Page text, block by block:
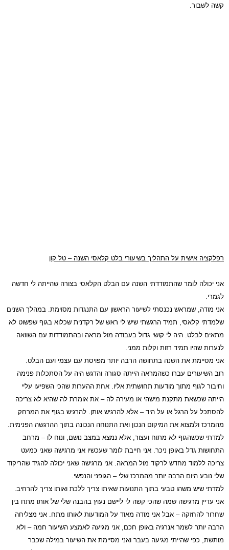
קשה לשבור.
רפלקציה אישית על התהליך בשיעורי בלט קלאסי השנה – טל קון
אני יכולה לומר שהתמודדתי השנה עם הבלט הקלאסי בצורה שהייתה לי חדשה
לגמרי.
אני מודה, שמראש נכנסתי לשיעור הראשון עם התנגדות מסוימת. במהלך השנים
שלמדתי קלאסי, תמיד הרגשתי שיש לי ראש של רקדנית שכלוא בגוף שפשוט לא
מתאים לבלט. היה לי קושי גדול בעבודה מול מראה ובהתמודדות עם השוואה
לנערות שהיו תמיד רזות וקלות ממני.
אני מסיימת את השנה בתחושה הרבה יותר מפויסת עם עצמי ועם הבלט.
רוב השיעורים עברו כשהמראה הייתה סגורה והדגש היה על הסתכלות פנימה
וחיבור לגוף מתוך מודעות תחושתית אליו. אחת ההערות שהכי השפיעו עליי
הייתה שכשאת מתקנת מישהי או מעירה לה – את אומרת לה שהיא לא צריכה
להסתכל על הרגל או על היד – אלא להרגיש אותן. להרגיש בגוף את המרחק
מהמרכז ולמצוא את המיקום הנכון ואת התנוחה הנכונה בתוך ההרגשה הפנימית.
למדתי שכשהגוף לא מתוח ועצור, אלא נמצא במצב נושם, ונוח לו – מרחב
התחושות גדל באופן ניכר. אני חייבת לומר שעכשיו אני מרגישה שאני כמעט
צריכה ללמוד מחדש לרקוד מול המראה. אני מרגישה שאני יכולה להגיד שהריקוד
שלי נובע היום הרבה יותר מהמרכז שלי – הגופני והנפשי.
למדתי שיש משהו טבעי בתוך התנועות שאיתו צריך ללכת ואותו צריך להרחיב.
אני עדיין מרגישה שמה שהכי קשה לי ליישם נעוץ בהבנה שלי של אותו מתח בין
שחרור להחזקה – אבל אני מודה מאוד על המודעות לאותו מתח. אני מצליחה
הרבה יותר לשמר אנרגיה באופן חכם, אני מגיעה לאמצע השיעור חמה – ולא
מותשת, כפי שהייתי מגיעה בעבר ואני מסיימת את השיעור במילה שכבר